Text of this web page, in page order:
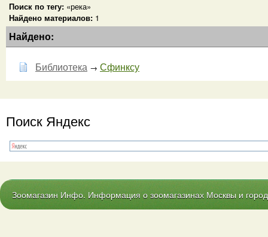
Поиск по тегу: «река»
Найдено материалов: 1
Найдено:
Библиотека → Сфинксу
Поиск Яндекс
Зоомагазин Инфо. Информация о зоомагазинах Москвы и